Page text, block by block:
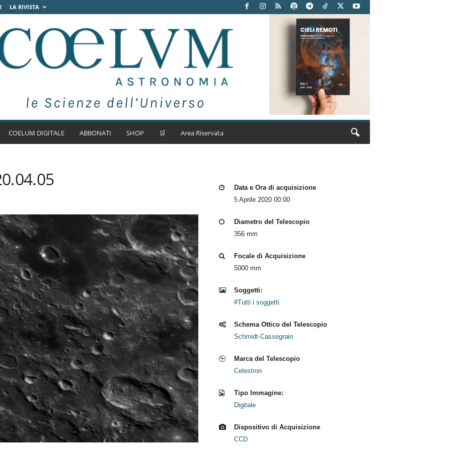
LA RIVISTA
COELUM DIGITALE ABBONATI SHOP 🛒 Area Riservata
Data e Ora di acquisizione
5 Aprile 2020 00:00
Diametro del Telescopio
356 mm
Focale di Acquisizione
5000 mm
Soggetti:
#Tutti i soggetti
Schema Ottico del Telescopio
Schmidt-Cassegrain
Marca del Telescopio
Celestron
Tipo Immagine:
Digitale
Dispositivo di Acquisizione
CCD